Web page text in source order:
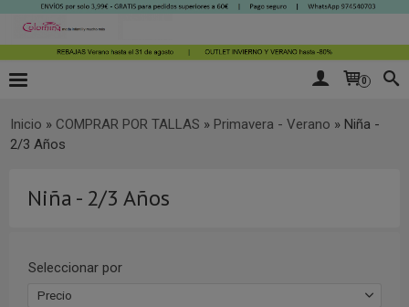
0
Inicio » COMPRAR POR TALLAS » Primavera - Verano » Niña -
2/3 Años
Niña - 2/3 Años
Seleccionar por
Precio